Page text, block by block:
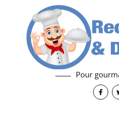
Pour